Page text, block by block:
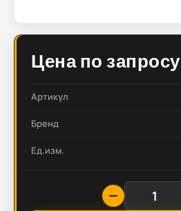
Цена по запросу
Артикул
Бренд
Ед.изм.